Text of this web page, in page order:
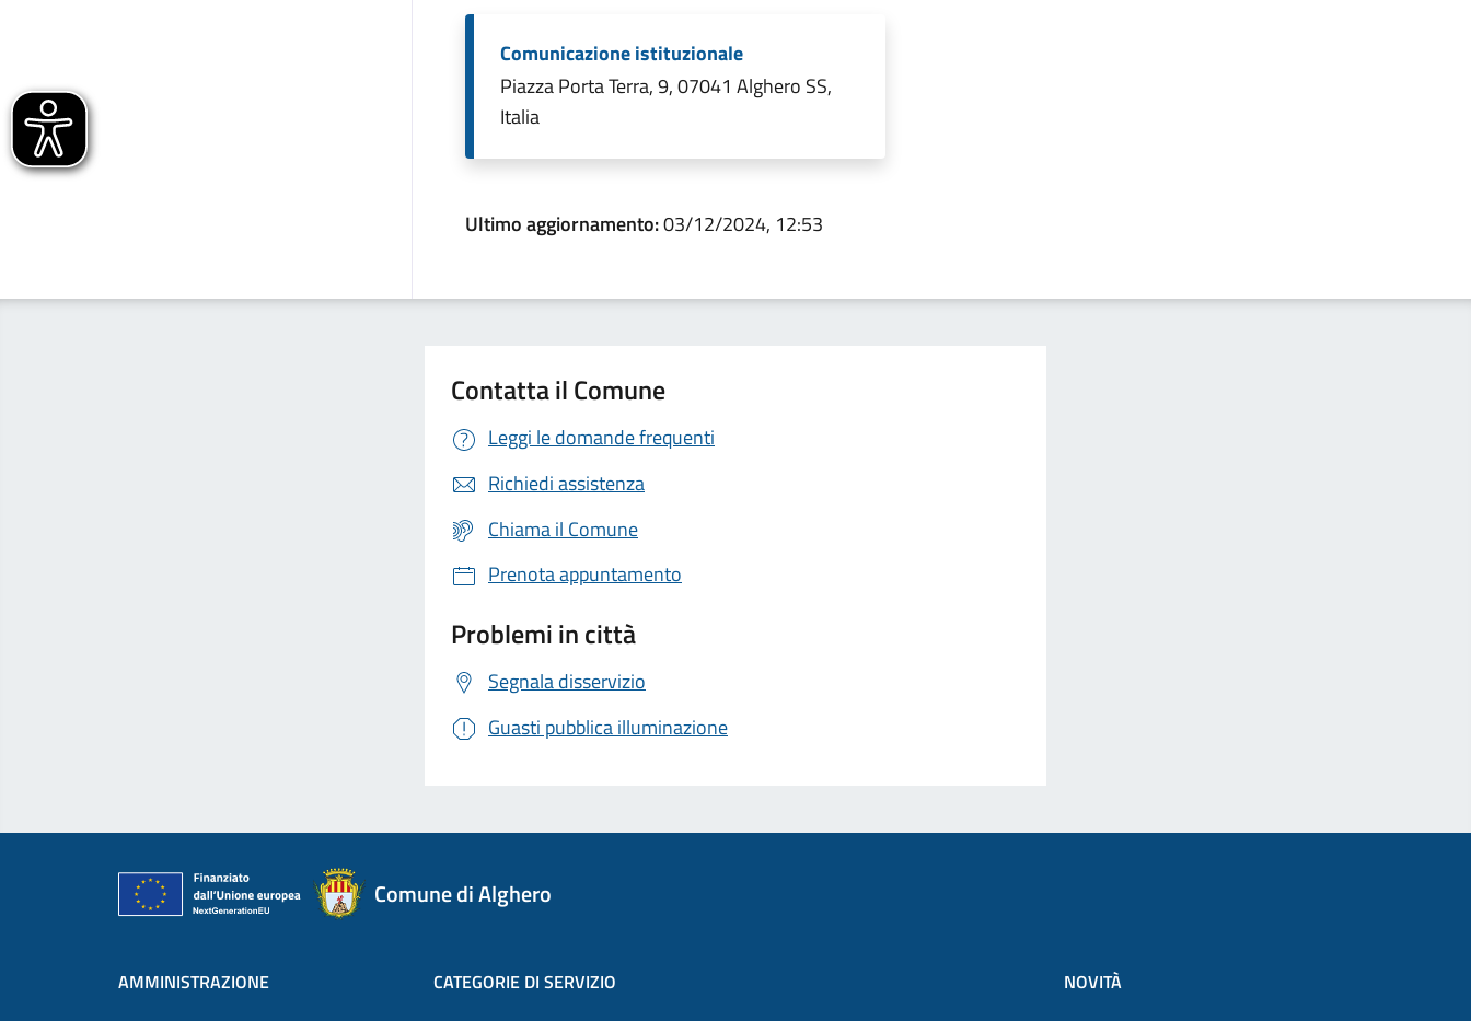
Comunicazione istituzionale
Piazza Porta Terra, 9, 07041 Alghero SS,
Italia
Ultimo aggiornamento:03/12/2024, 12:53
Contatta il Comune
Leggi le domande frequenti
Richiedi assistenza
Chiama il Comune
Prenota appuntamento
Problemi in città
Segnala disservizio
Guasti pubblica illuminazione
Comune di Alghero
AMMINISTRAZIONE CATEGORIE DI SERVIZIO NOVITÀ